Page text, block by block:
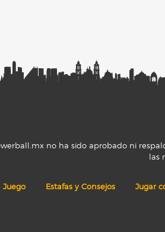
no ha sido aprobado ni
las
Juego Estafas y Consejos Jugar